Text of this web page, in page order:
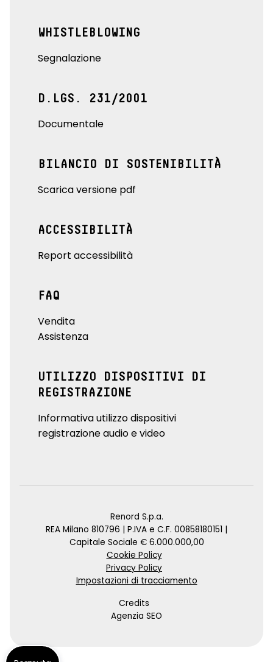
WHISTLEBLOWING
Segnalazione
D.LGS. 231/2001
Documentale
BILANCIO DI SOSTENIBILITÀ
Scarica versione pdf
ACCESSIBILITÀ
Report accessibilità
FAQ
Vendita
Assistenza
UTILIZZO DISPOSITIVI DI
REGISTRAZIONE
Informativa utilizzo dispositivi
registrazione audio e video
Renord S.p.a.
REA Milano 810796 | P.IVA e C.F. 00858180151 |
Capitale Sociale € 6.000.000,00
Cookie Policy
Privacy Policy
Impostazioni di tracciamento
Credits
Agenzia SEO